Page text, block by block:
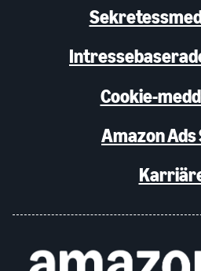
Cookie-
Amazon